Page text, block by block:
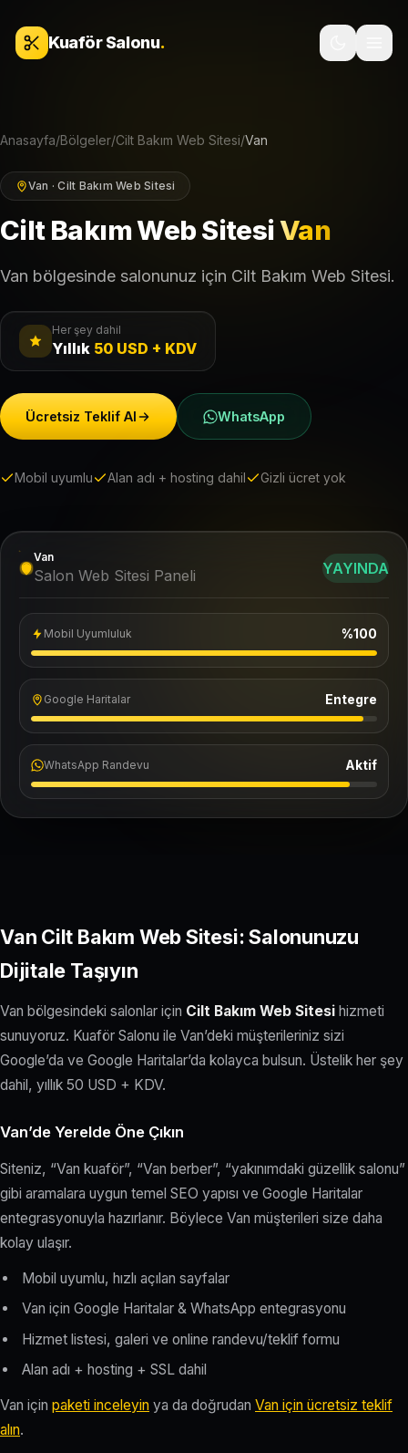
Kuaför Salonu.
Anasayfa/Bölgeler/Cilt Bakım Web Sitesi/Van
Van · Cilt Bakım Web Sitesi
Cilt Bakım Web SitesiVan
Van bölgesinde salonunuz için Cilt Bakım Web Sitesi.
Her şey dahil
Yıllık 50 USD + KDV
Ücretsiz Teklif Al WhatsApp
Mobil uyumlu Alan adı + hosting dahil Gizli ücret yok
Van
Salon Web Sitesi Paneli YAYINDA
Mobil Uyumluluk %100
Google Haritalar Entegre
WhatsApp Randevu Aktif
Van Cilt Bakım Web Sitesi: Salonunuzu
Dijitale Taşıyın
Van bölgesindeki salonlar için Cilt Bakım Web Sitesi hizmeti
sunuyoruz. Kuaför Salonu ile Van’deki müşterileriniz sizi
Google’da ve Google Haritalar’da kolayca bulsun. Üstelik her şey
dahil, yıllık 50 USD + KDV.
Van’de Yerelde Öne Çıkın
Siteniz, “Van kuaför”, “Van berber”, “yakınımdaki güzellik salonu”
gibi aramalara uygun temel SEO yapısı ve Google Haritalar
entegrasyonuyla hazırlanır. Böylece Van müşterileri size daha
kolay ulaşır.
Mobil uyumlu, hızlı açılan sayfalar
Van için Google Haritalar & WhatsApp entegrasyonu
Hizmet listesi, galeri ve online randevu/teklif formu
Alan adı + hosting + SSL dahil
Van için paketi inceleyin ya da doğrudan Van için ücretsiz teklif
alın.